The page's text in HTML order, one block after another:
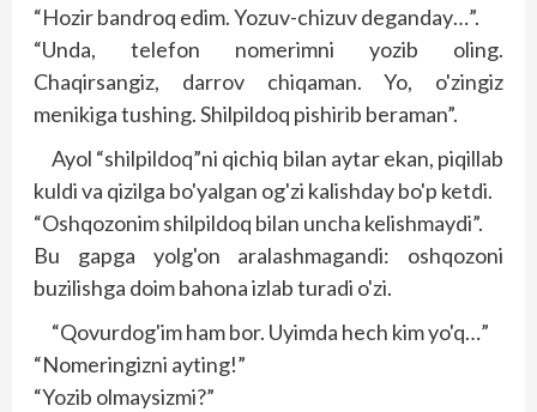
“Hozir bandroq edim. Yozuv-chizuv deganday…”.
“Unda, telefon nomerimni yozib oling.
Chaqirsangiz, darrov chiqaman. Yo, o'zingiz
menikiga tushing. Shilpildoq pishirib beraman”.
Ayol “shilpildoq”ni qichiq bilan aytar ekan, piqillab
kuldi va qizilga bo'yalgan og'zi kalishday bo'p ketdi.
“Oshqozonim shilpildoq bilan uncha kelishmaydi”.
Bu gapga yolg'on aralashmagandi: oshqozoni
buzilishga doim bahona izlab turadi o'zi.
“Qovurdog'im ham bor. Uyimda hech kim yo'q…”
“Nomeringizni ayting!”
“Yozib olmaysizmi?”